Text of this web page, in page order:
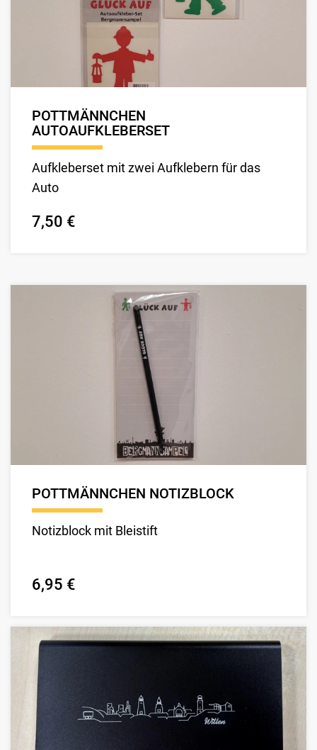
POTTMÄNNCHEN
AUTOAUFKLEBERSET
Aufkleberset mit zwei Aufklebern für das
Auto
7,50 €
POTTMÄNNCHEN NOTIZBLOCK
Notizblock mit Bleistift
6,95 €